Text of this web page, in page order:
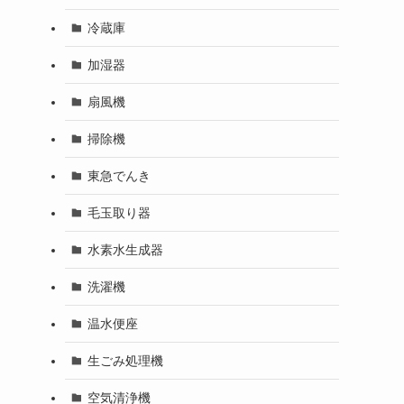
冷蔵庫
加湿器
扇風機
掃除機
東急でんき
毛玉取り器
水素水生成器
洗濯機
温水便座
生ごみ処理機
空気清浄機